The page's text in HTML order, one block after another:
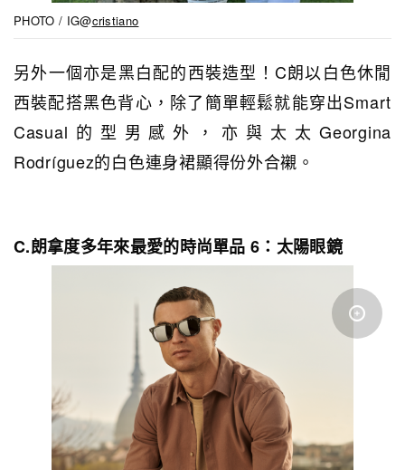
PHOTO / IG@cristiano
另外一個亦是黑白配的西裝造型！C朗以白色休閒
西裝配搭黑色背心，除了簡單輕鬆就能穿出Smart
Casual的型男感外，亦與太太Georgina
Rodríguez的白色連身裙顯得份外合襯。
C.朗拿度多年來最愛的時尚單品 6：太陽眼鏡